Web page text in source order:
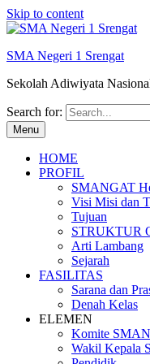
Skip to content
SMA Negeri 1 Srengat
Sekolah Adiwiyata
Search for:
Menu
HOME
PROFIL
SMANGAT
Visi Misi dan
Tujuan
STRUKTUR
Arti Lambang
Sejarah
FASILITAS
Sarana dan
Denah Kelas
ELEMEN
Komite
Wakil Kepala